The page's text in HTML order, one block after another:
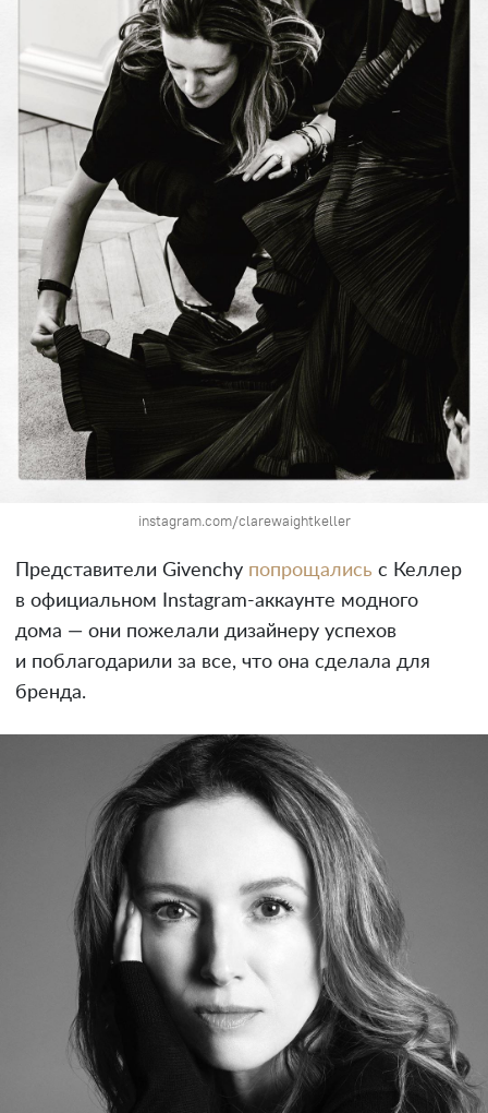
instagram.com/clarewaightkeller
Представители Givenchy попрощались с Келлер
в официальном Instagram-аккаунте модного
дома — они пожелали дизайнеру успехов
и поблагодарили за все, что она сделала для
бренда.